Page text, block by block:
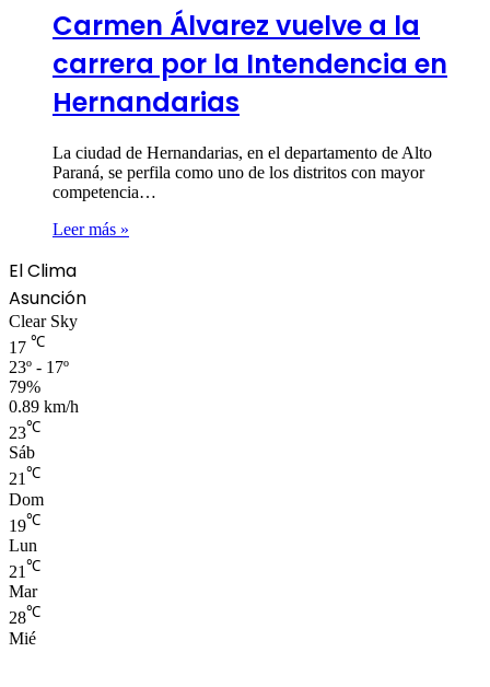
Carmen Álvarez vuelve a la
carrera por la Intendencia en
Hernandarias
La ciudad de Hernandarias, en el departamento de Alto
Paraná, se perfila como uno de los distritos con mayor
competencia…
Leer más »
El Clima
Asunción
Clear Sky
17 ℃
23º - 17º
79%
0.89 km/h
23℃
Sáb
21℃
Dom
19℃
Lun
21 ℃
Mar
28℃
Mié